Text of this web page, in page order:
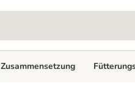
Zusammensetzung